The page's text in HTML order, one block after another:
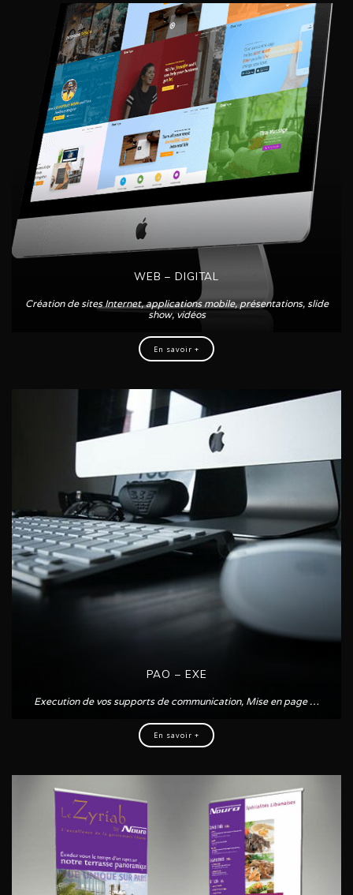
WEB – DIGITAL
Création de sites Internet, applications mobile, présentations, slide
show, vidéos
En savoir +
PAO – EXE
Execution de vos supports de communication, Mise en page …
En savoir +